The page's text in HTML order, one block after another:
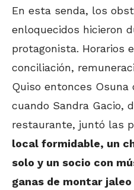
En esta senda, los
enloquecidos hicieron
protagonista. Horarios
conciliación,
Quiso entonces
cuando Sandra Gacio,
restaurante, juntó las
local formidable, un
solo y un socio con
ganas de montar